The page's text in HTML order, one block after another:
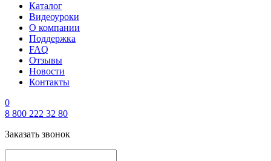
Каталог
Видеоуроки
О компании
Поддержка
FAQ
Отзывы
Новости
Контакты
0
8 800 222 32 80
Заказать звонок